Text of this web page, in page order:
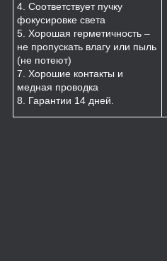
4. Соответствует пучку
фокусировке света
5. Хорошая герметичность –
не пропускать влагу или пыль
(не потеют)
7. Хорошие контакты и
медная проводка
8. Гарантии 14 дней.